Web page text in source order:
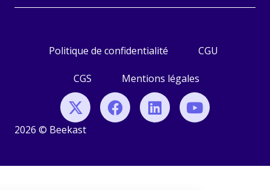
2026 © Beekast
Politique de confidentialité CGU
CGS Mentions légales